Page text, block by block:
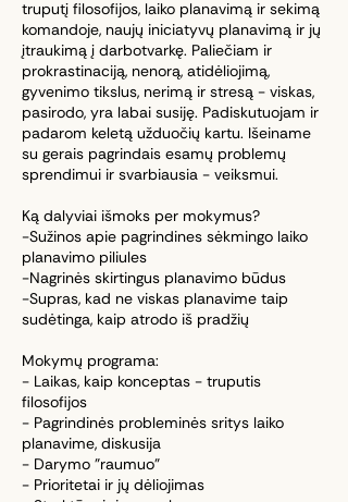
truputį filosofijos, laiko planavimą ir sekimą
komandoje, naujų iniciatyvų planavimą ir jų
įtraukimą į darbotvarkę. Paliečiam ir
prokrastinaciją, nenorą, atidėliojimą,
gyvenimo tikslus, nerimą ir stresą - viskas,
pasirodo, yra labai susiję. Padiskutuojam ir
padarom keletą užduočių kartu. Išeiname
su gerais pagrindais esamų problemų
sprendimui ir svarbiausia - veiksmui.
Ką dalyviai išmoks per mokymus?
-Sužinos apie pagrindines sėkmingo laiko
planavimo piliules
-Nagrinės skirtingus planavimo būdus
-Supras, kad ne viskas planavime taip
sudėtinga, kaip atrodo iš pradžių
Mokymų programa:
- Laikas, kaip konceptas - truputis
filosofijos
- Pagrindinės probleminės sritys laiko
planavime, diskusija
- Darymo "raumuo"
- Prioritetai ir jų dėliojimas